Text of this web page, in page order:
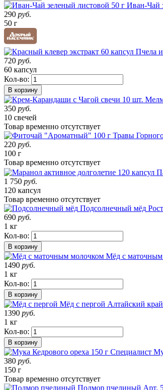
Иван-Чай
290 руб.
50 г
720 руб.
60 капсул
Кол-во:
В корзину
350 руб.
10 свечей
Товар временно отсутствует
220 руб.
100 г
Товар временно отсутствует
1 750 руб.
120 капсул
Товар временно отсутствует
Подсолнечный мёд
690 руб.
1 кг
Кол-во:
В корзину
Мёд с
1490 руб.
1 кг
Кол-во:
В корзину
Мёд с пергой Алтайский край
1390 руб.
1 кг
Кол-во:
В корзину
380 руб.
150 г
Товар временно отсутствует
Подмор пчелиный Арт.